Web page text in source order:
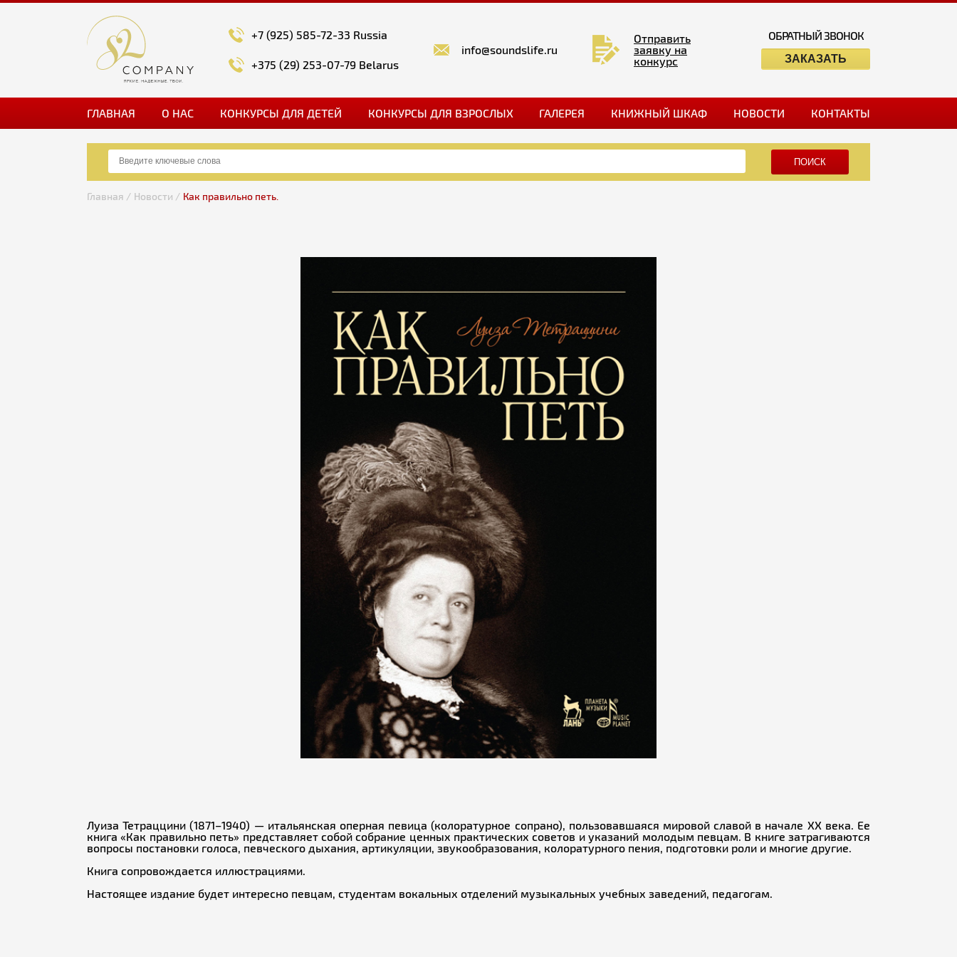
+7 (925) 585-72-33 Russia
+375 (29) 253-07-79 Belarus
info@soundslife.ru
Отправить
заявку на
конкурс
ОБРАТНЫЙ ЗВОНОК
ЗАКАЗАТЬ
ГЛАВНАЯ О НАС КОНКУРСЫ ДЛЯ ДЕТЕЙ КОНКУРСЫ ДЛЯ ВЗРОСЛЫХ ГАЛЕРЕЯ КНИЖНЫЙ ШКАФ НОВОСТИ КОНТАКТЫ
ПОИСК
Главная / Новости / Как правильно петь.
Луиза Тетраццини (1871–1940) — итальянская оперная певица (колоратурное сопрано), пользовавшаяся мировой славой в начале XX века. Ее
книга «Как правильно петь» представляет собой собрание ценных практических советов и указаний молодым певцам. В книге затрагиваются
вопросы постановки голоса, певческого дыхания, артикуляции, звукообразования, колоратурного пения, подготовки роли и многие другие.
Книга сопровождается иллюстрациями.
Настоящее издание будет интересно певцам, студентам вокальных отделений музыкальных учебных заведений, педагогам.